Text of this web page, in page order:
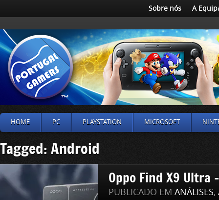
Sobre nós A
HOME PC PLAYSTATION MICROSOFT
Tagged: Android
Oppo Find X9 Ultra
PUBLICADO EM ANÁLISES,